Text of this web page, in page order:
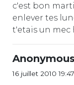
c'est bon
enlever tes
t'etais un mec
Anonymous
16 juillet 2010